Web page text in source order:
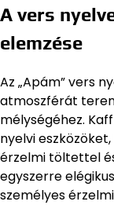
A vers
elemzése
Az „Apám” vers
atmoszférát
mélységéhez.
nyelvi
érzelmi töltettel
egyszerre
személyes